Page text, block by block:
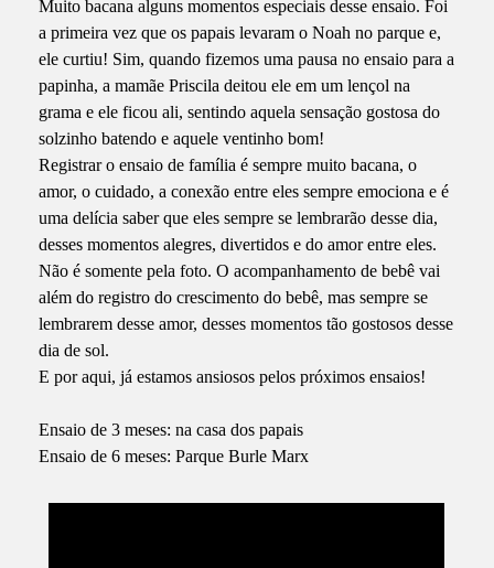
Muito bacana alguns momentos especiais desse ensaio. Foi
a primeira vez que os papais levaram o Noah no parque e,
ele curtiu! Sim, quando fizemos uma pausa no ensaio para a
papinha, a mamãe Priscila deitou ele em um lençol na
grama e ele ficou ali, sentindo aquela sensação gostosa do
solzinho batendo e aquele ventinho bom!
Registrar o ensaio de família é sempre muito bacana, o
amor, o cuidado, a conexão entre eles sempre emociona e é
uma delícia saber que eles sempre se lembrarão desse dia,
desses momentos alegres, divertidos e do amor entre eles.
Não é somente pela foto. O acompanhamento de bebê vai
além do registro do crescimento do bebê, mas sempre se
lembrarem desse amor, desses momentos tão gostosos desse
dia de sol.
E por aqui, já estamos ansiosos pelos próximos ensaios!
Ensaio de 3 meses: na casa dos papais
Ensaio de 6 meses: Parque Burle Marx